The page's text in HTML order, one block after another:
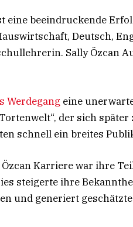
eine beeindruckende
Deutsch,
Sally Özcan
Werdegang eine
der sich
schnell ein breites
Karriere war ihre
steigerte ihre
und generiert